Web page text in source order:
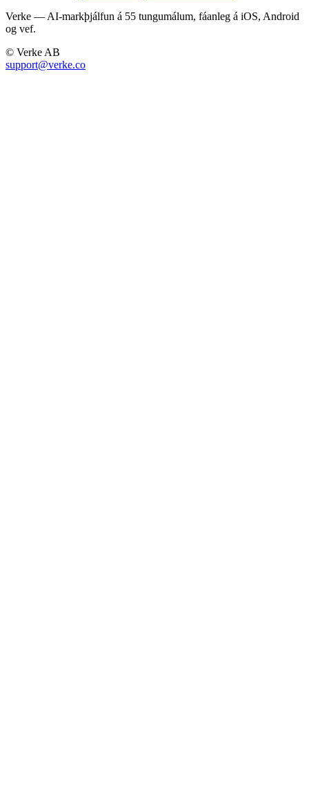
Verke — AI-markþjálfun á 55 tungumálum, fáanleg á iOS, Android
og vef.
© Verke AB
support@verke.co